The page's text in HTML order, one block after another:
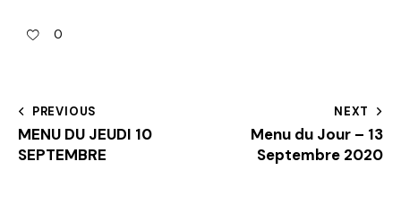
0
PREVIOUS
MENU DU JEUDI 10
SEPTEMBRE
NEXT
Menu du Jour – 13
Septembre 2020